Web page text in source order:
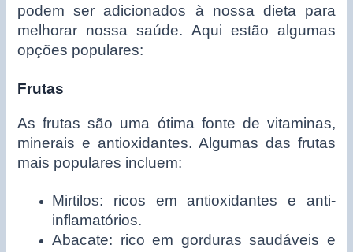
podem ser adicionados à nossa dieta para
melhorar nossa saúde. Aqui estão algumas
opções populares:
Frutas
As frutas são uma ótima fonte de vitaminas,
minerais e antioxidantes. Algumas das frutas
mais populares incluem:
Mirtilos: ricos em antioxidantes e anti-
inflamatórios.
Abacate: rico em gorduras saudáveis e